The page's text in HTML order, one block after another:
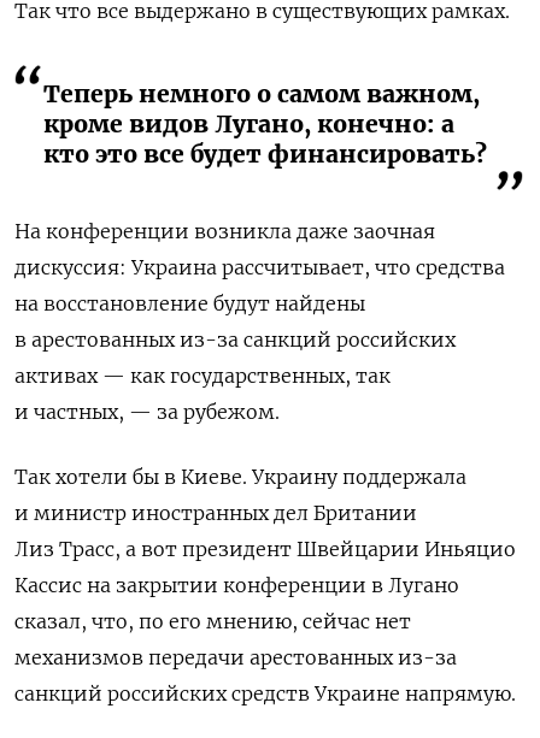
Так что все выдержано в существующих рамках.
Теперь немного о самом важном,
кроме видов Лугано, конечно: а
кто это все будет финансировать?
На конференции возникла даже заочная
дискуссия: Украина рассчитывает, что средства
на восстановление будут найдены
в арестованных из-за санкций российских
активах — как государственных, так
и частных, — за рубежом.
Так хотели бы в Киеве. Украину поддержала
и министр иностранных дел Британии
Лиз Трасс, а вот президент Швейцарии Иньяцио
Кассис на закрытии конференции в Лугано
сказал, что, по его мнению, сейчас нет
механизмов передачи арестованных из-за
санкций российских средств Украине напрямую.